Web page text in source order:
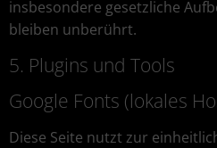
insbesondere gesetzliche
bleiben unberührt.
5. Plugins und Tools
Google Fonts (lokales
Diese Seite nutzt zur